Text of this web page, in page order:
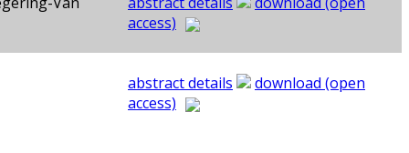
access)
abstract details
download (open
access)